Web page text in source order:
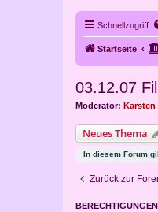
Schnellzugriff
Startseite
03.12.07
Moderator: Karsten
Neues Thema
In diesem Forum
Zurück zur